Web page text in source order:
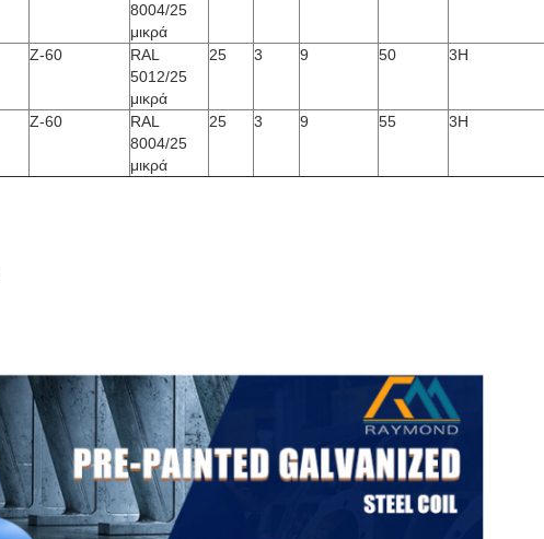
8004/25
μικρά
Ζ-60
RAL
5012/25
μικρά
25 3 9 50 3H
Ζ-60
RAL
8004/25
μικρά
25 3 9 55 3H